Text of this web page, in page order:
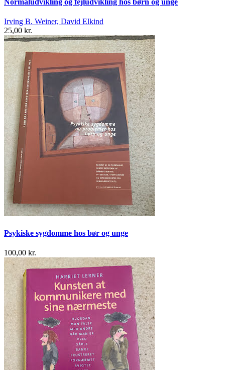
Irving B. Weiner, David Elkind
25,00 kr.
Psykiske sygdomme hos bør og unge
100,00 kr.